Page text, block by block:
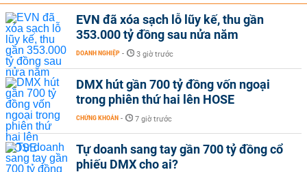
EVN đã xóa sạch lỗ lũy kế, thu gần
353.000 tỷ đồng sau nửa năm
DOANH NGHIỆP - 3 giờ trước
DMX hút gần 700 tỷ đồng vốn ngoại
trong phiên thứ hai lên HOSE
CHỨNG KHOÁN - 7 giờ trước
Tự doanh sang tay gần 700 tỷ đồng cổ
phiếu DMX cho ai?